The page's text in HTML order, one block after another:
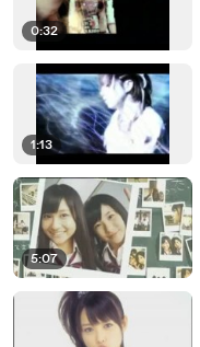
0:32
1:13
5:07